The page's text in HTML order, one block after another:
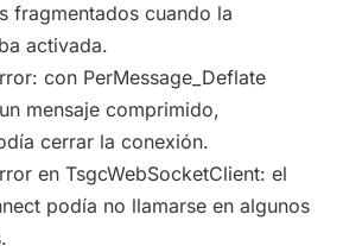
fragmentados cuando la
activada.
con PerMessage_Deflate
mensaje comprimido,
cerrar la conexión.
en TsgcWebSocketClient: el
podía no llamarse en algunos